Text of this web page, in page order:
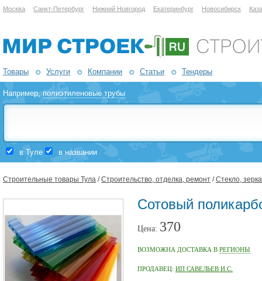
Москва Санкт-Петербург Нижний Новгород Екатеринбург Новосибирск
Товары Услуги Компании Статьи Тендеры
Например,полиэтиленовые трубы
в Туле в названии
Строительные товары Тула /Строительство, отделка, ремонт /Стекло,
Сотовый
Цена: 370
ВОЗМОЖНА ДОСТАВКА В РЕГИОНЫ
ПРОДАВЕЦ: ИП САВЕЛЬЕВ И.С.